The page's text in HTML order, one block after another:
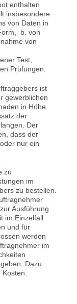
enthalten
insbesondere
von Daten in
b. von
von
Test,
Prüfungen.
ist
gewerblichen
in Höhe
der
Der
dass der
nur ein
zu
im
zu bestellen.
Ausführung
im Einzelfall
und für
werden
im
Dazu